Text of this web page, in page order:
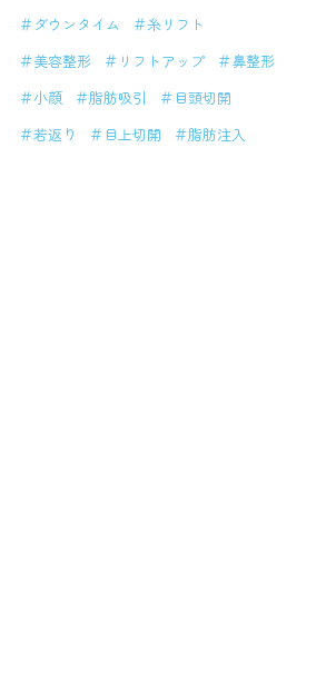
＃ダウンタイム
＃糸リフト
＃美容整形
＃リフトアップ
＃鼻整形
＃小顔
＃脂肪吸引
＃目頭切開
＃若返り
＃目上切開 ＃脂肪注入